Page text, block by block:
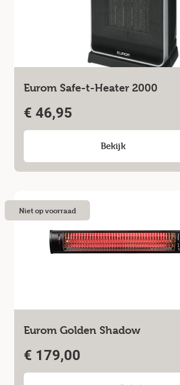
Eurom Safe-t-Heater 2000
€ 46,95
Bekijk
Eurom Golden Shadow
€ 179,00
Niet op voorraad